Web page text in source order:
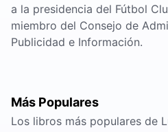
a la presidencia del Fútbol
miembro del Consejo de
Publicidad e Información.
Más Populares
Los libros más populares de